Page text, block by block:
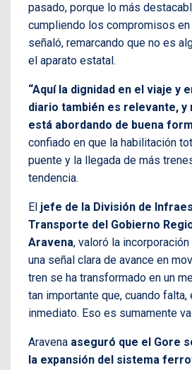
pasado, porque lo más
cumpliendo los compromisos en
señaló, remarcando que no es
el aparato estatal.
“Aquí la dignidad en el viaje y
diario también es relevante, y
está abordando de buena
confiado en que la habilitación
puente y la llegada de más
tendencia.
El jefe de la División de
Transporte del Gobierno
Aravena, valoró la
una señal clara de avance en
tren se ha transformado en un
tan importante que, cuando falta,
inmediato. Eso es sumamente
Aravena aseguró que el Gore
la expansión del sistema